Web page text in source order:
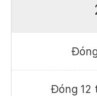
Đóng 12